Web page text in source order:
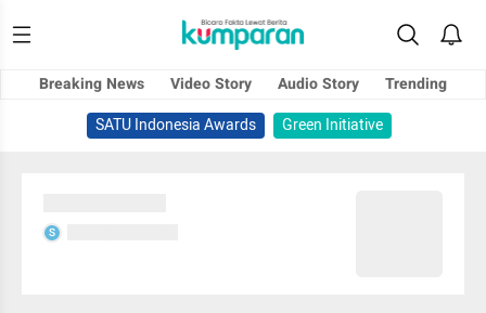
Breaking News Video Story Audio Story
Trending
SATU Indonesia Awards
Green Initiative
S